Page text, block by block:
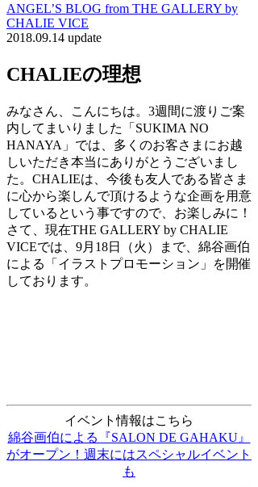
ANGEL’S BLOG from THE GALLERY by
CHALIE VICE
2018.09.14 update
CHALIEの理想
みなさん、こんにちは。3週間に渡りご案
内してまいりました「SUKIMA NO
HANAYA」では、多くのお客さまにお越
しいただき本当にありがとうございまし
た。CHALIEは、今後も友人である皆さま
に心から楽しんで頂けるような企画を用意
しているという事ですので、お楽しみに！
さて、現在THE GALLERY by CHALIE
VICEでは、9月18日（火）まで、綿谷画伯
による「イラストプロモーション」を開催
しております。
イベント情報はこちら
綿谷画伯による『SALON DE GAHAKU』
がオープン！週末にはスペシャルイベント
も